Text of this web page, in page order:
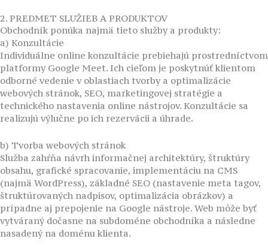
2. PREDMET SLUŽIEB A PRODUKTOV
Obchodník ponúka najmä tieto služby a produkty:
a) Konzultácie
Individuálne online konzultácie prebiehajú prostredníctvom
platformy Google Meet. Ich cieľom je poskytnúť klientom
odborné vedenie v oblastiach tvorby a optimalizácie
webových stránok, SEO, marketingovej stratégie a
technického nastavenia online nástrojov. Konzultácie sa
realizujú výlučne po ich rezervácii a úhrade.
b) Tvorba webových stránok
Služba zahŕňa návrh informačnej architektúry, štruktúry
obsahu, grafické spracovanie, implementáciu na CMS
(najmä WordPress), základné SEO (nastavenie meta tagov,
štruktúrovaných nadpisov, optimalizácia obrázkov) a
prípadne aj prepojenie na Google nástroje. Web môže byť
vytváraný dočasne na subdoméne obchodníka a následne
nasadený na doménu klienta.